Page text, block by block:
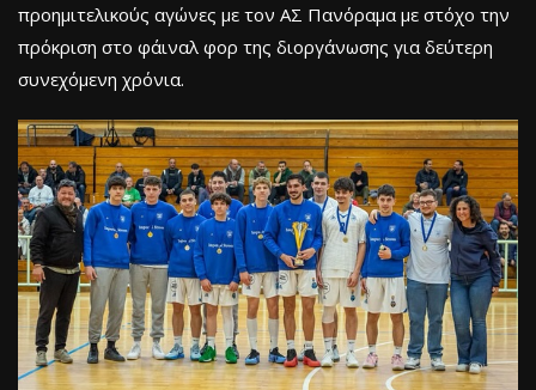
προημιτελικούς αγώνες με τον ΑΣ Πανόραμα με στόχο την
πρόκριση στο φάιναλ φορ της διοργάνωσης για δεύτερη
συνεχόμενη χρόνια.